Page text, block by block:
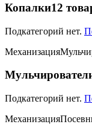
Копалки12
Подкатегорий нет.
Механизация
Подкатегорий нет.
Механизация